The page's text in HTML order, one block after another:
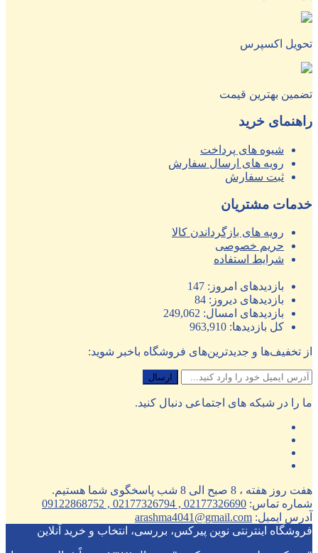
تحویل اکسپرس
تضمین بهترین قیمت
راهنمای خرید
شیوه های پرداخت
رویه های ارسال سفارش
ثبت سفارش
خدمات مشتریان
رویه های بازگرداندن کالا
حریم خصوصی
شرایط استفاده
بازدیدهای امروز: 147
بازدیدهای دیروز: 84
بازدیدهای امسال: 249,062
کل بازدیدها: 963,910
از تخفیف‌ها و جدیدترین‌های فروشگاه باخبر شوید:
ما را در شبکه های اجتماعی دنبال کنید.
هفت روز هفته ، 8 صبح الی 8 شب پاسخگوی شما هستیم.
شماره تماس: 02177326690 , 02177326794 , 09122868752
آدرس ایمیل: arashma4041@gmail.com
فروشگاه اینترنتی نوین پیرکس، بررسی، انتخاب و خرید آنلاین